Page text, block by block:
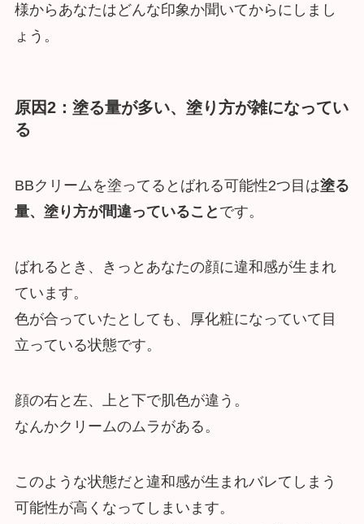
様からあなたはどんな印象か聞いてからにしまし
ょう。
原因2：塗る量が多い、塗り方が雑になってい
る
BBクリームを塗ってるとばれる可能性2つ目は塗る
量、塗り方が間違っていること です。
ばれるとき、きっとあなたの顔に違和感が生まれ
ています。
色が合っていたとしても、厚化粧になっていて目
立っている状態です。
顔の右と左、上と下で肌色が違う。
なんかクリームのムラがある。
このような状態だと違和感が生まれバレてしまう
可能性が高くなってしまいます。